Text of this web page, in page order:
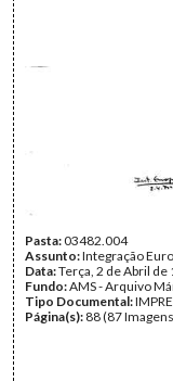
Pasta:03482.004
Assunto:Integração
Data:Terça, 2 de Abril de
Fundo:AMS - Arquivo
Tipo Documental:
Página(s): 88 (87